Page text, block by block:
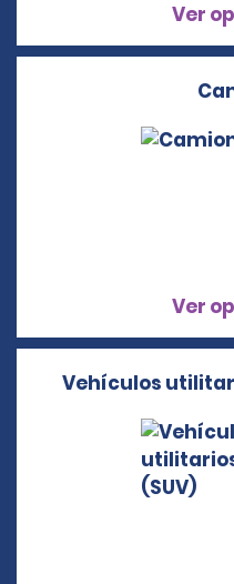
Ver
Ver
Vehículos